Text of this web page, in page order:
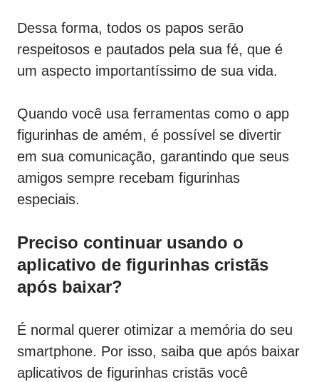
Dessa forma, todos os papos serão
respeitosos e pautados pela sua fé, que é
um aspecto importantíssimo de sua vida.
Quando você usa ferramentas como o app
figurinhas de amém, é possível se divertir
em sua comunicação, garantindo que seus
amigos sempre recebam figurinhas
especiais.
Preciso continuar usando o
aplicativo de figurinhas cristãs
após baixar?
É normal querer otimizar a memória do seu
smartphone. Por isso, saiba que após baixar
aplicativos de figurinhas cristãs você